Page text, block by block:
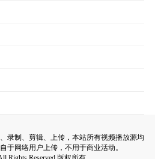
录制、剪辑、上传，本站所有视频播放源均
于网络用户上传，不用于商业活动。